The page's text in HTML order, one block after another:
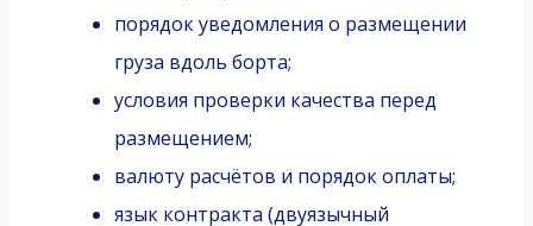
порядок уведомления о размещении
груза вдоль борта;
условия проверки качества перед
размещением;
валюту расчётов и порядок оплаты;
язык контракта (двуязычный